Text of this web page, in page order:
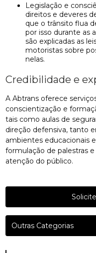
Legislação e consciência no trânsito: Ter ciência dos
direitos e deveres
que o trânsito flua
por isso durante as
são explicadas as
motoristas sobre
nelas.
Credibilidade e
A Abtrans oferece
conscientização e
tais como aulas de
direção defensiva, tanto
ambientes educacionais
formulação de palestras
atenção do público.
Outras Categorias